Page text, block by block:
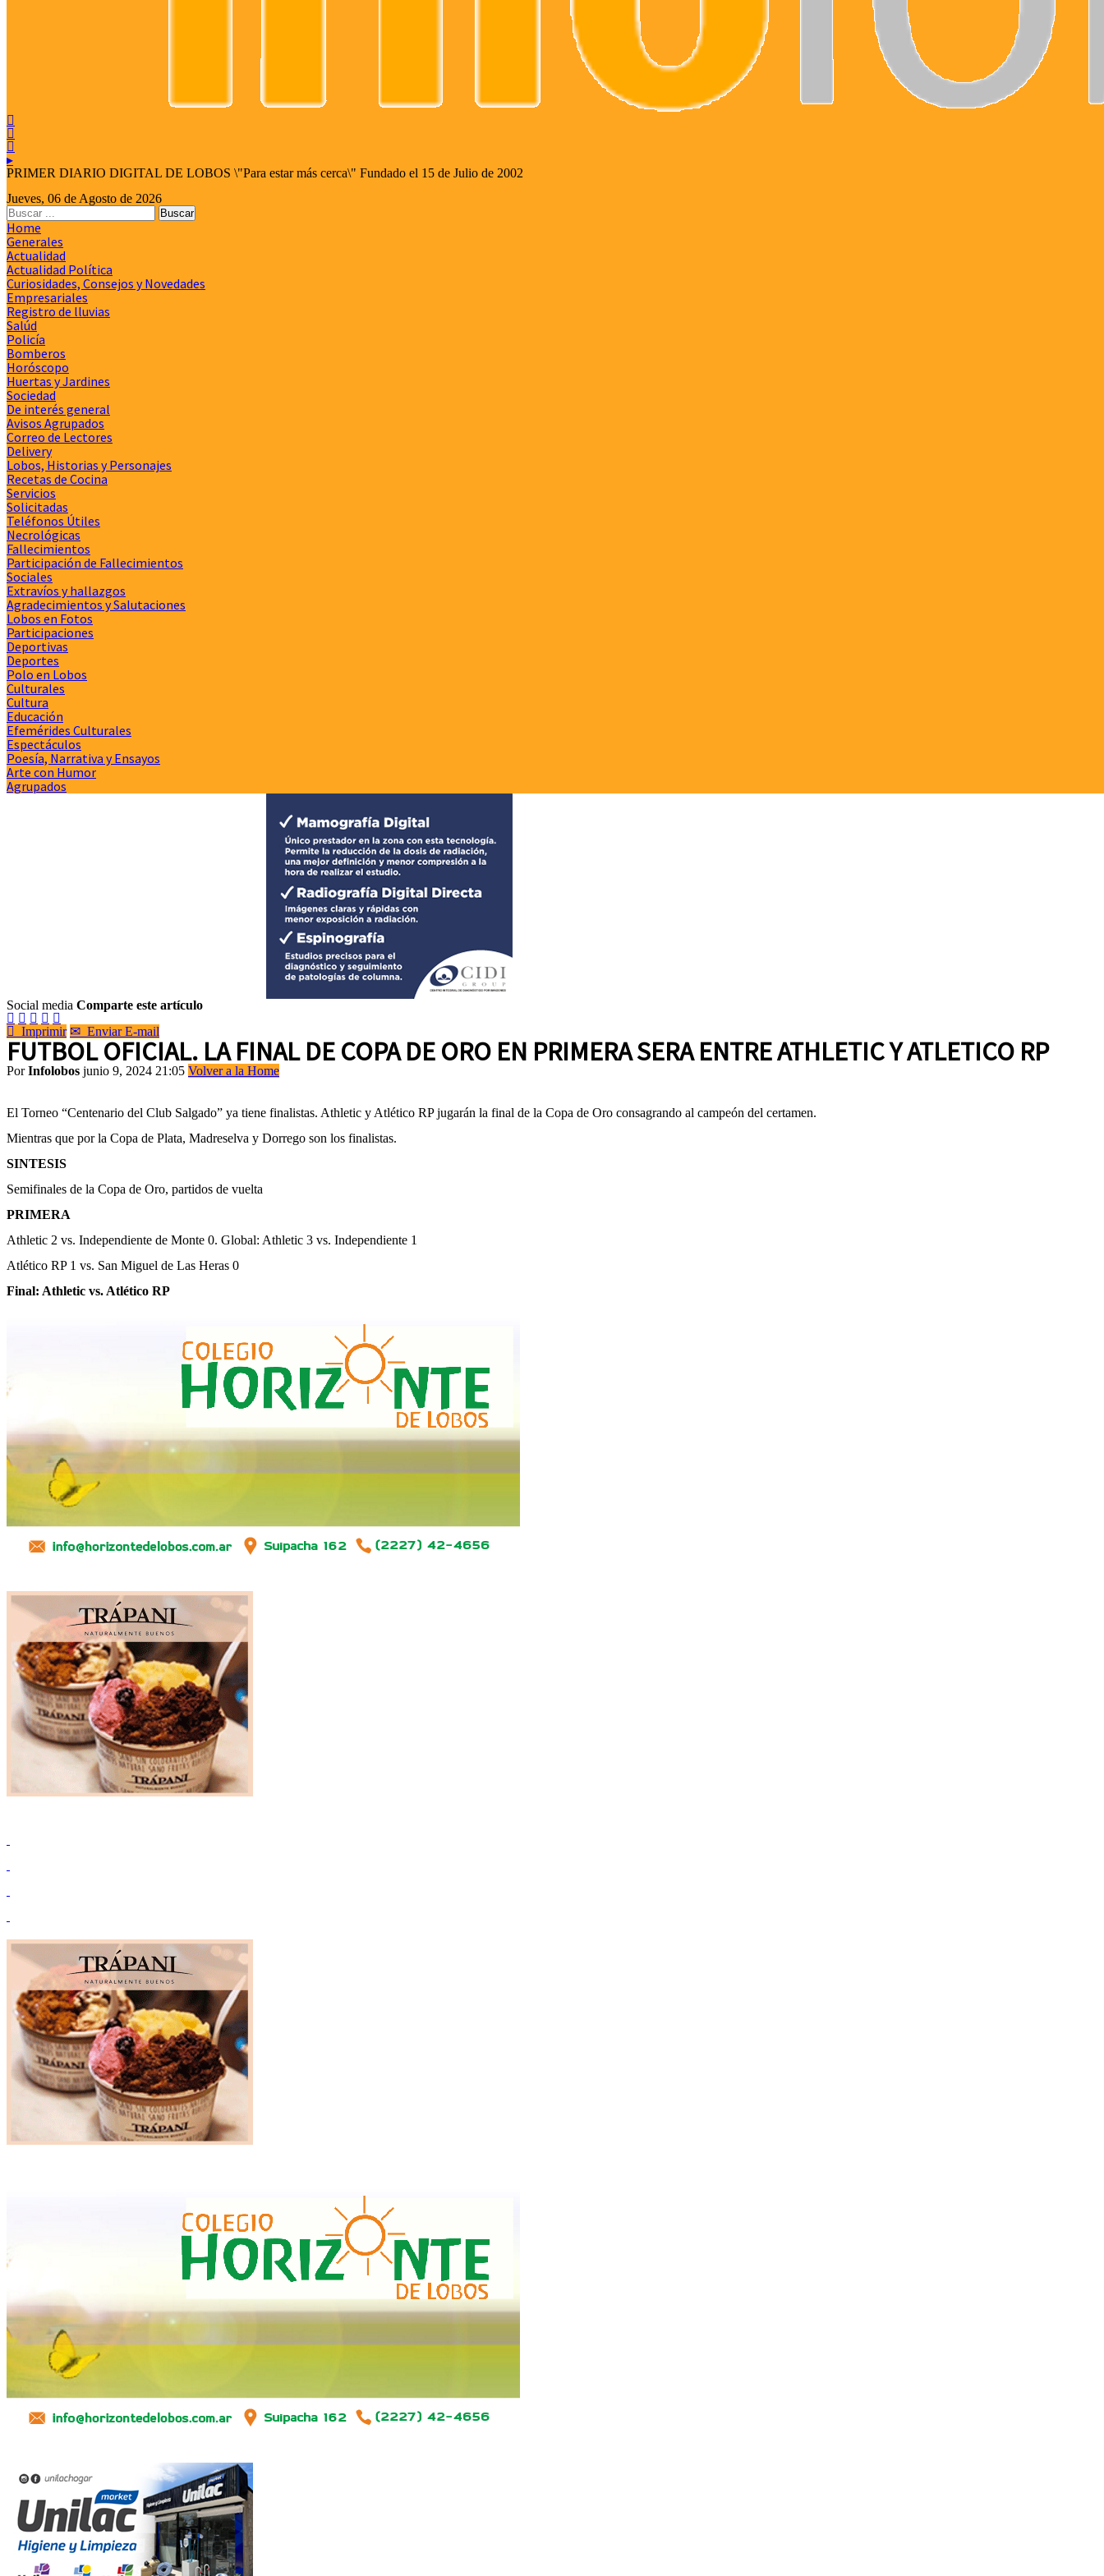



▸
PRIMER DIARIO DIGITAL DE LOBOS \"Para estar más cerca\" Fundado el 15 de Julio de 2002
Jueves, 06 de Agosto de 2026
Home
Generales
Actualidad
Actualidad Política
Curiosidades, Consejos y Novedades
Empresariales
Registro de lluvias
Salúd
Policía
Bomberos
Horóscopo
Huertas y Jardines
Sociedad
De interés general
Avisos Agrupados
Correo de Lectores
Delivery
Lobos, Historias y Personajes
Recetas de Cocina
Servicios
Solicitadas
Teléfonos Útiles
Necrológicas
Fallecimientos
Participación de Fallecimientos
Sociales
Extravíos y hallazgos
Agradecimientos y Salutaciones
Lobos en Fotos
Participaciones
Deportivas
Deportes
Polo en Lobos
Culturales
Cultura
Educación
Efemérides Culturales
Espectáculos
Poesía, Narrativa y Ensayos
Arte con Humor
Agrupados
Social media Comparte este artículo
    
 Imprimir ✉ Enviar E-mail
FUTBOL OFICIAL. LA FINAL DE COPA DE ORO EN PRIMERA SERA ENTRE ATHLETIC Y ATLETICO RP
PorInfolobos junio 9, 2024 21:05 Volver a la Home
El Torneo “Centenario del Club Salgado” ya tiene finalistas. Athletic y Atlético RP jugarán la final de la Copa de Oro consagrando al campeón del certamen.
Mientras que por la Copa de Plata, Madreselva y Dorrego son los finalistas.
SINTESIS
Semifinales de la Copa de Oro, partidos de vuelta
PRIMERA
Athletic 2 vs. Independiente de Monte 0. Global: Athletic 3 vs. Independiente 1
Atlético RP 1 vs. San Miguel de Las Heras 0
Final: Athletic vs. Atlético RP